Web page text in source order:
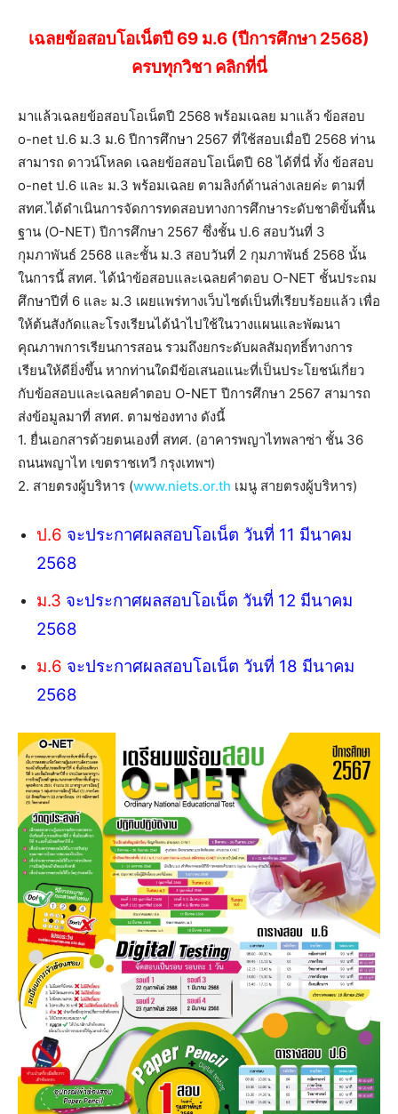
เฉลยข้อสอบโอเน็ตปี 69 ม.6 (ปีการศึกษา 2568)
ครบทุกวิชา คลิกที่นี่
มาแล้วเฉลยข้อสอบโอเน็ตปี 2568 พร้อมเฉลย มาแล้ว ข้อสอบ
o-net ป.6 ม.3 ม.6 ปีการศึกษา 2567 ที่ใช้สอบเมื่อปี 2568 ท่าน
สามารถ ดาวน์โหลด เฉลยข้อสอบโอเน็ตปี 68 ได้ที่นี่ ทั้ง ข้อสอบ
o-net ป.6 และ ม.3 พร้อมเฉลย ตามลิงก์ด้านล่างเลยค่ะ ตามที่
สทศ.ได้ดำเนินการจัดการทดสอบทางการศึกษาระดับชาติขั้นพื้น
ฐาน (O-NET) ปีการศึกษา 2567 ซึ่งชั้น ป.6 สอบวันที่ 3
กุมภาพันธ์ 2568 และชั้น ม.3 สอบวันที่ 2 กุมภาพันธ์ 2568 นั้น
ในการนี้ สทศ. ได้นำข้อสอบและเฉลยคำตอบ O-NET ชั้นประถม
ศึกษาปีที่ 6 และ ม.3 เผยแพร่ทางเว็บไซต์เป็นที่เรียบร้อยแล้ว เพื่อ
ให้ต้นสังกัดและโรงเรียนได้นำไปใช้ในวางแผนและพัฒนา
คุณภาพการเรียนการสอน รวมถึงยกระดับผลสัมฤทธิ์ทางการ
เรียนให้ดียิ่งขึ้น หากท่านใดมีข้อเสนอแนะที่เป็นประโยชน์เกี่ยว
กับข้อสอบและเฉลยคำตอบ O-NET ปีการศึกษา 2567 สามารถ
ส่งข้อมูลมาที่ สทศ. ตามช่องทาง ดังนี้
1. ยื่นเอกสารด้วยตนเองที่ สทศ. (อาคารพญาไทพลาซ่า ชั้น 36
ถนนพญาไท เขตราชเทวี กรุงเทพฯ)
2. สายตรงผู้บริหาร (www.niets.or.th เมนู สายตรงผู้บริหาร)
ป.6 จะประกาศผลสอบโอเน็ต วันที่ 11 มีนาคม
2568
ม.3 จะประกาศผลสอบโอเน็ต วันที่ 12 มีนาคม
2568
ม.6 จะประกาศผลสอบโอเน็ต วันที่ 18 มีนาคม
2568